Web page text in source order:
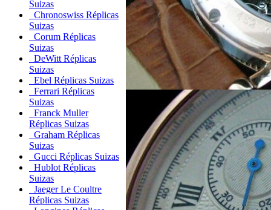
Suizas
Chronoswiss Réplicas
Suizas
Corum Réplicas
Suizas
DeWitt Réplicas
Suizas
Ebel Réplicas Suizas
Ferrari Réplicas
Suizas
Franck Muller
Réplicas Suizas
Graham Réplicas
Suizas
Gucci Réplicas Suizas
Hublot Réplicas
Suizas
Jaeger Le Coultre
Réplicas Suizas